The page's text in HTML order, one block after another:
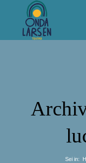
Sei in: